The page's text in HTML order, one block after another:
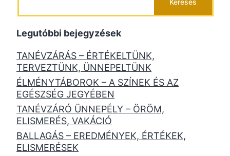
Keresés
Legutóbbi bejegyzések
TANÉVZÁRÁS – ÉRTÉKELTÜNK,
TERVEZTÜNK, ÜNNEPELTÜNK
ÉLMÉNYTÁBOROK – A SZÍNEK ÉS AZ
EGÉSZSÉG JEGYÉBEN
TANÉVZÁRÓ ÜNNEPÉLY – ÖRÖM,
ELISMERÉS, VAKÁCIÓ
BALLAGÁS – EREDMÉNYEK, ÉRTÉKEK,
ELISMERÉSEK